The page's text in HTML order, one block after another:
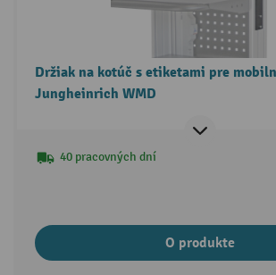
Držiak na kotúč s etiketami pre
Jungheinrich WMD
40 pracovných dní
O produkte